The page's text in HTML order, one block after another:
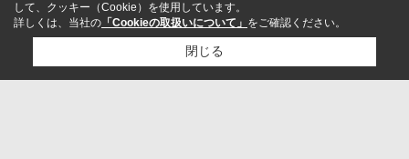
して、クッキー（Cookie）を使用しています。
詳しくは、当社の 「Cookieの取扱いについて」 をご確認ください。
閉じる